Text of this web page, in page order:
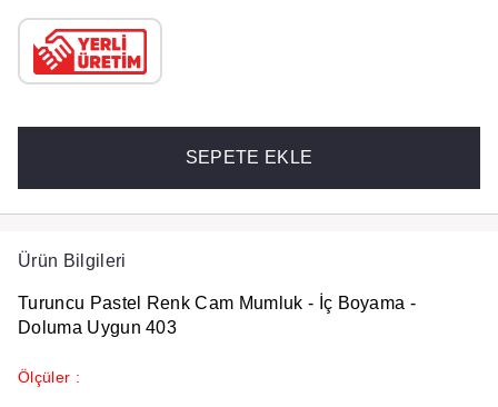
SEPETE EKLE
Ürün Bilgileri
Turuncu Pastel Renk Cam Mumluk - İç Boyama -
Doluma Uygun 403
Ölçüler :